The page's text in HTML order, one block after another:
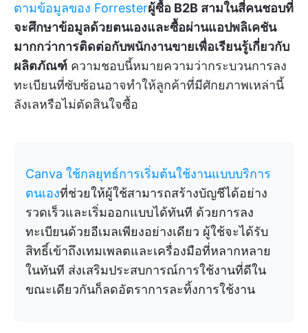
ตามข้อมูลของ Forresterผู้ซื้อ B2B สามในสี่คนชอบที่
จะศึกษาข้อมูลด้วยตนเองและซื้อผ่านแอปพลิเคชัน
มากกว่าการติดต่อกับพนักงานขายเพื่อเรียนรู้เกี่ยวกับ
ผลิตภัณฑ์ ความชอบนี้หมายความว่ากระบวนการลง
ทะเบียนที่ซับซ้อนอาจทำให้ลูกค้าที่มีศักยภาพเหล่านี้
ลังเลหรือไม่ตัดสินใจซื้อ
Canva ใช้กลยุทธ์การเริ่มต้นใช้งานแบบบริการ
ตนเองที่ช่วยให้ผู้ใช้สามารถสร้างบัญชีได้อย่าง
รวดเร็วและเริ่มออกแบบได้ทันที ด้วยการลง
ทะเบียนด้วยอีเมลเพียงอย่างเดียว ผู้ใช้จะได้รับ
สิทธิ์เข้าถึงเทมเพลตและเครื่องมือที่หลากหลาย
ในทันที ส่งเสริมประสบการณ์การใช้งานที่ดีใน
ขณะเดียวกันก็ลดอัตราการละทิ้งการใช้งาน